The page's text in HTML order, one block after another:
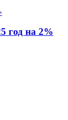
год на 2%